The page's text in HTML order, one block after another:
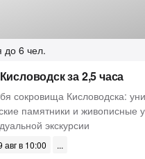
до 6 чел.
за 2,5 часа
сокровища Кисловодска:
памятники и живописные
экскурсии
авг в 10:00